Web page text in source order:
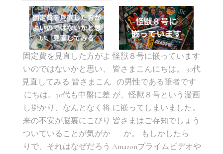
固定費を見直した方がよ
いのではないかと思い、
見直してみる 皆さまこん
にちは。30代も中盤に差
し掛かり、なんとなく将
来の不安が脳裏にこびり
ついていることが気がか
りで、それはなぜだろう
怪獣８号に嵌っています
皆さまこんにちは。 30代
の男性である筆者です
が、怪獣８号という漫画
に嵌ってしまいました。
皆さまはご存知でしょう
か。 もしかしたら
Amazonプライムビデオや